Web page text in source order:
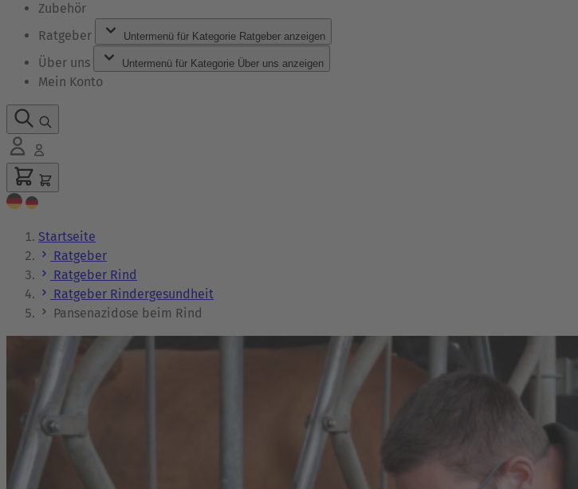
Zubehör
Ratgeber
Untermenü für Kategorie Ratgeber anzeigen
Über uns Untermenü für Kategorie Über uns anzeigen
Mein Konto
Startseite
Ratgeber
Ratgeber Rind
Ratgeber Rindergesundheit
Pansenazidose beim Rind